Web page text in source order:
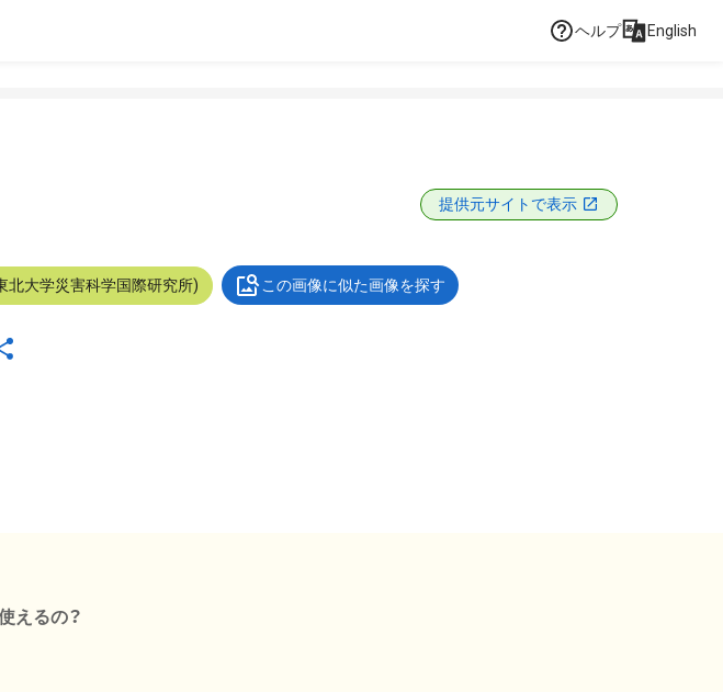
ヘルプ English
提供元サイトで表示
北大学災害科学国際研究所) この画像に似た画像を探す
えるの？